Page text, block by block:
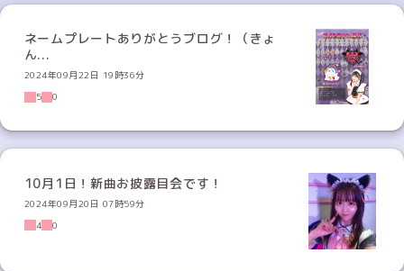
ネームプレートありがとうブログ！（きょ
ん...
2024年09月22日 19時36分
5
0
10月1日！新曲お披露目会です！
2024年09月20日 07時59分
4
0